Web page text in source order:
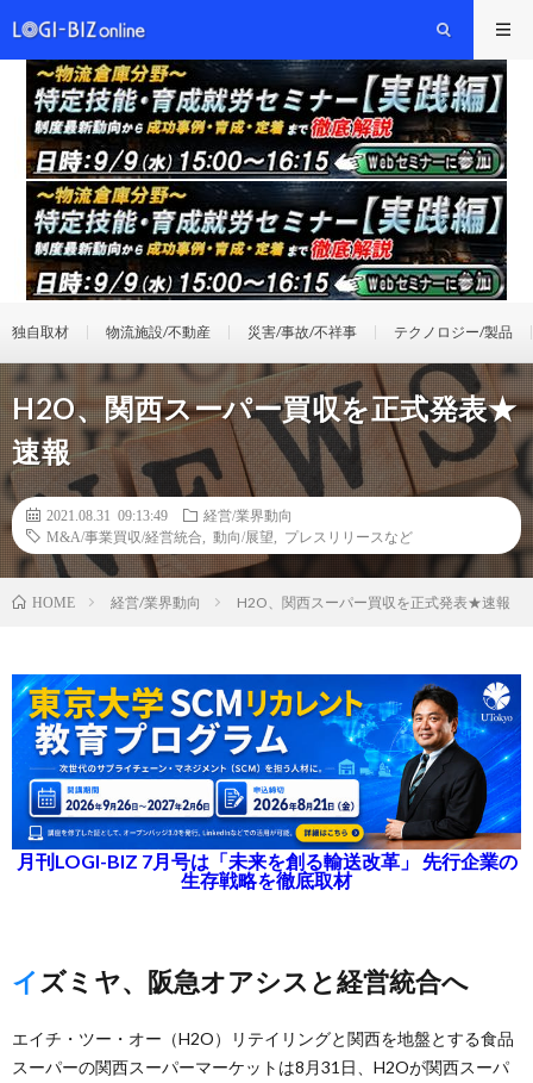
独自取材 物流施設/不動産 災害/事故/不祥事 テクノロジー/製品
H2O、関西スーパー買収を正式発表★
速報
2021.08.31 09:13:49
経営/業界動向
M&A/事業買収/経営統合
動向/展望 プレスリリースなど
HOME 経営/業界動向 H2O、関西スーパー買収を正式発表★速報
月刊LOGI-BIZ 7月号は「未来を創る輸送改革」 先行企業の
生存戦略を徹底取材
イズミヤ、阪急オアシスと経営統合へ
エイチ・ツー・オー（H2O）リテイリングと関西を地盤とする食品
スーパーの関西スーパーマーケットは8月31日、H2Oが関西スーパ